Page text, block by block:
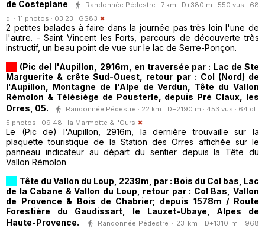
de Costeplane
Randonnée Pédestre · 7 km · D+380 m · 550 vus · 68
dl · 11 photos · 03:23 · GS83
2 petites balades à faire dans la journée pas très loin l'une de
l'autre. - Saint Vincent les Forts, parcours de découverte très
instructif, un beau point de vue sur le lac de Serre-Ponçon.
(Pic de) l'Aupillon, 2916m, en traversée par : Lac de Ste
Marguerite & crête Sud-Ouest, retour par : Col (Nord) de
l'Aupillon, Montagne de l'Alpe de Verdun, Tête du Vallon
Rémolon & Télésiège de Pousterle, depuis Pré Claux, les
Orres, 05.
Randonnée Pédestre · 22 km · D+2190 m · 453 vus · 64 dl ·
5 photos · 09:48 · la Marmotte & l'Ours
Le (Pic de) l'Aupillon, 2916m, la dernière trouvaille sur la
plaquette touristique de la Station des Orres affichée sur le
panneau indicateur au départ du sentier depuis la Tête du
Vallon Rémolon
Tête du Vallon du Loup, 2239m, par : Bois du Col bas, Lac
de la Cabane & Vallon du Loup, retour par : Col Bas, Vallon
de Provence & Bois de Chabrier; depuis 1578m / Route
Forestière du Gaudissart, le Lauzet-Ubaye, Alpes de
Haute-Provence.
Randonnée Pédestre · 23 km · D+1310 m · 968